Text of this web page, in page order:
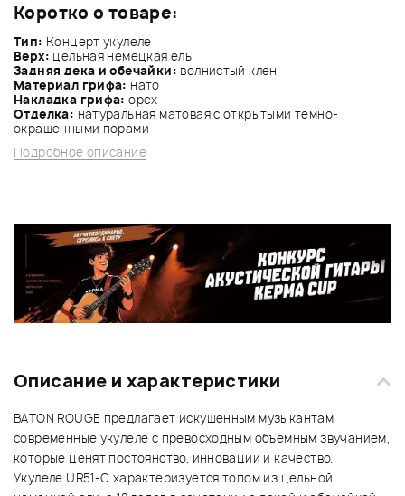
Коротко о товаре:
Тип: Концерт укулеле
Верх: цельная немецкая ель
Задняя дека и обечайки: волнистый клен
Материал грифа: нато
Накладка грифа:орех
Отделка: натуральная матовая с открытыми темно-
окрашенными порами
Подробное описание
Описание и характеристики
BATON ROUGE предлагает искушенным музыкантам
современные укулеле с превосходным объемным звучанием,
которые ценят постоянство, инновации и качество.
Укулеле UR51-C характеризуется топом из цельной